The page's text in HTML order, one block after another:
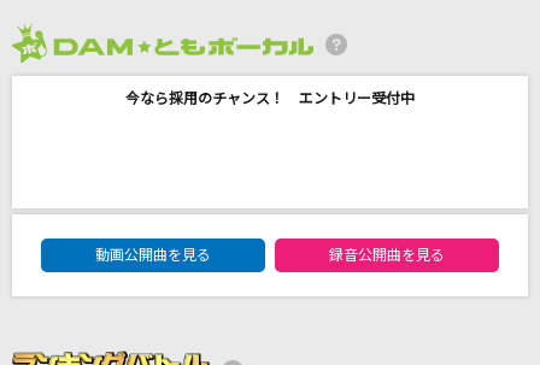
[生音]東京
今なら採用のチャンス！ エントリー受付中
DAM★ともボーカルエントリーランキング
動画公開曲を見る
録音公開曲を見る